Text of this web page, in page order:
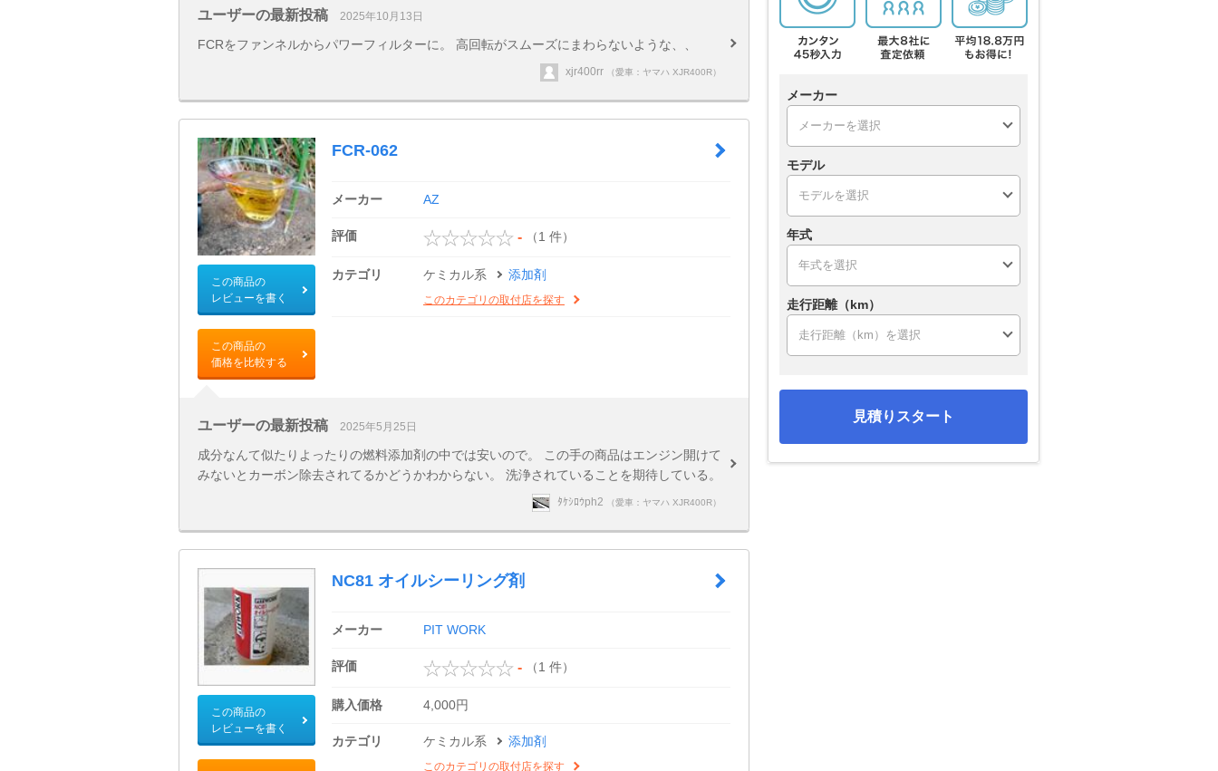
ユーザーの最新投稿 2025年10月13日
FCRをファンネルからパワーフィルターに。 高回転がスムーズにまわらないような、、
xjr400rr （愛車：ヤマハ XJR400R）
この商品の
レビューを書く
この商品の
価格を比較する
FCR-062
メーカー AZ
評価 - （1 件）
カテゴリ ケミカル系 添加剤
このカテゴリの取付店を探す
ユーザーの最新投稿 2025年5月25日
成分なんて似たりよったりの燃料添加剤の中では安いので。 この手の商品はエンジン開けて
みないとカーボン除去されてるかどうかわからない。 洗浄されていることを期待している。
ﾀｹｼﾛｳph2 （愛車：ヤマハ XJR400R）
この商品の
レビューを書く
NC81 オイルシーリング剤
メーカー PIT WORK
評価 - （1 件）
購入価格 4,000円
カテゴリ ケミカル系 添加剤
このカテゴリの取付店を探す
メーカー
モデル
年式
走行距離（km）
見積りスタート